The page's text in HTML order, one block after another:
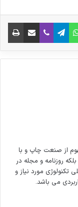
واتس آپ تلگراموایبر اشتراک گذاری از طریق ایمیل
از صنعت چاپ و با
روزنامه و مجله در
تکنولوژی مورد نیاز و
می باشد.